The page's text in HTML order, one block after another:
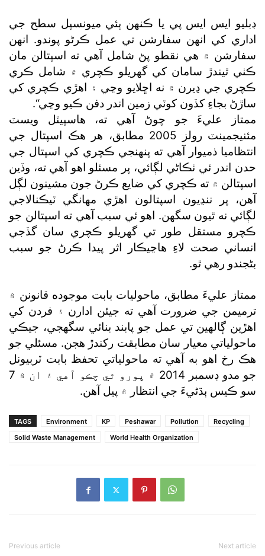
ڊبليو ايس ايس پي يا ڪنهن ٻئي ميونسپل سطح جي
اداري کي انهن سفارشن تي عمل ڪرڻو پوندو. انهن
سفارشن ۾ هي نقطو پڻ شامل آهي ته اسپتالن مان
ڪٺي ٿيندڙ سامان کي گھريلو ڪچري ۾ شامل ڪري
ڪچري جي ڍيرن ۾ نه اڇلايو وڃي ۽ اهڙي ڪچري کي
ساڙڻ بجاءِ کڏون کوٽي زمين اندر دفن ڪيو وڃي“.
ممتاز عليءَ جو چوڻ آهي ته، هاسپيٽل ويسٽ
مئنيجمينٽ رولز 2005 مطابق، هر هڪ اسپتال جي
انتظاميا ذميوار آهي ته پنهنجي ڪچري کي اسپتال جي
حدن اندر ئي ٺڪاڻي لڳائي، پر مسئلو اهو آهي ته، وڏين
اسپتالن ۾ ته ڪچري کي ضايع ڪرڻ جون مشينون لڳل
آهن، پر ننڍيون اسپتالون اهڙي مهانگي ٽيڪنالاجي
لڳائي نه ٿيون سگھن. اهو ئي سبب آهي ته اسپتالن جو
ڪچرو مستقل طور تي گھريلو ڪچري سان گڏجي
انساني صحت لاءِ هاڃيڪار اثر پيدا ڪرڻ جو سبب
بڻجندو رهي ٿو.
ممتاز عليءَ مطابق، ماحوليات بابت موجوده قانونن ۾
ترميمن جي ضرورت آهي ته جيئن ادارن ۽ فردن کي
اهڙين ڳالهين تي عمل جو پابند بنائي سگھجي، جيڪي
ماحولياتي معيار سان مطابقت رکندڙ هجن. مسئلي جو
هڪ رخ اهو به آهي ته ماحولياتي تحفظ بابت ٽربيونل
جو مدو ڊسمبر 2014 ۾ پورو ٿي چڪو آهي ۽ ان ۾ 7
سو ڪيس ٻڌڻيءَ جي انتظار ۾ پيل آهن.
TAGS Environment KP Peshawar Pollution
Recycling
Solid Waste Management
World Health Organization
Previous article Next article